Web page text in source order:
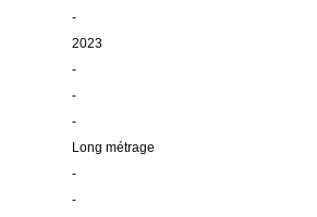
-
2023
-
-
-
Long métrage
-
-